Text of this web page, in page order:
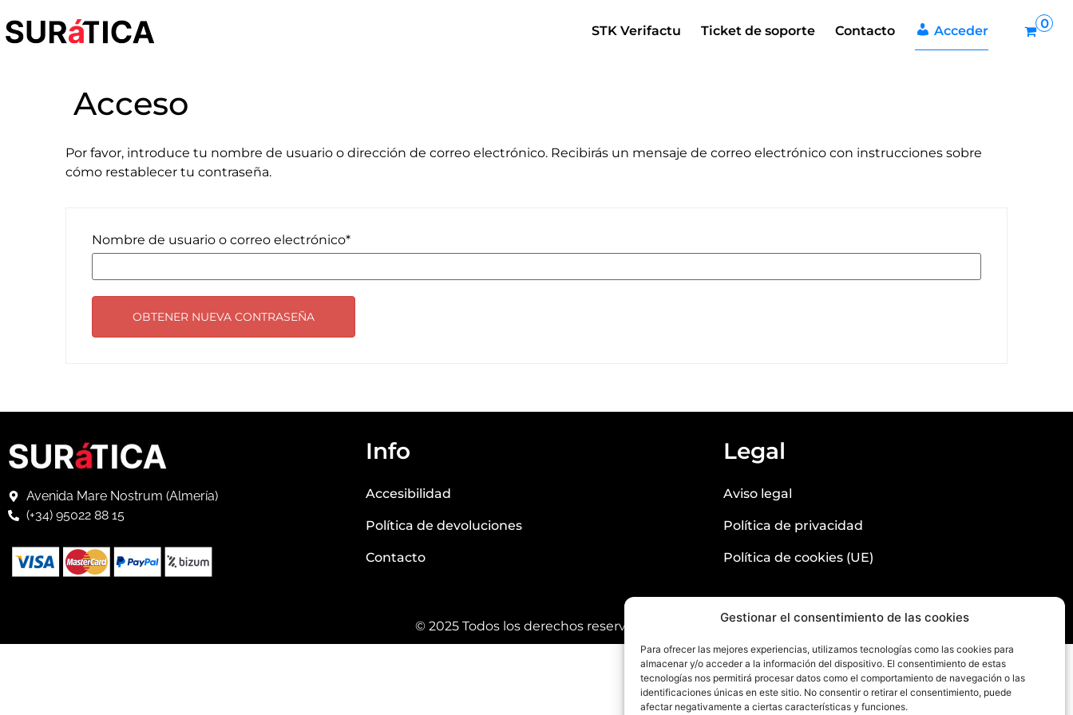
Gestionar el consentimiento de las cookies
Para ofrecer las mejores experiencias, utilizamos tecnologías como las cookies para
almacenar y/o acceder a la información del dispositivo. El consentimiento de estas
tecnologías nos permitirá procesar datos como el comportamiento de navegación o las
identificaciones únicas en este sitio. No consentir o retirar el consentimiento, puede
afectar negativamente a ciertas características y funciones.
STK Verifactu Ticket de soporte Contacto Acceder 0
Acceso
Por favor, introduce tu nombre de usuario o dirección de correo electrónico. Recibirás un mensaje de correo electrónico con instrucciones sobre
cómo restablecer tu contraseña.
Nombre de usuario o correo electrónico*
Avenida Mare Nostrum (Almería)
(+34) 95022 88 15
Info
Accesibilidad
Política de devoluciones
Contacto
Legal
Aviso legal
Política de privacidad
Política de cookies (UE)
© 2025 Todos los derechos reservados.